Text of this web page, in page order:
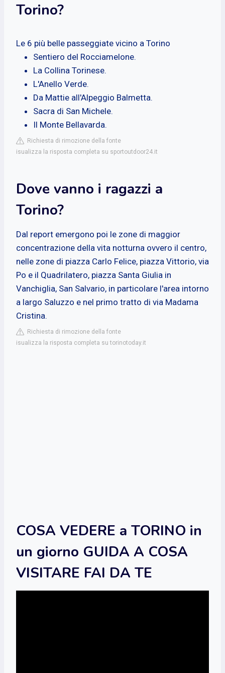
Torino?
Le 6 più belle passeggiate vicino a Torino
Sentiero del Rocciamelone.
La Collina Torinese.
L'Anello Verde.
Da Mattie all'Alpeggio Balmetta.
Sacra di San Michele.
Il Monte Bellavarda.
Richiesta di rimozione della fonte
isualizza la risposta completa su sportoutdoor24.it
Dove vanno i ragazzi a
Torino?
Dal report emergono poi le zone di maggior
concentrazione della vita notturna ovvero il centro,
nelle zone di piazza Carlo Felice, piazza Vittorio, via
Po e il Quadrilatero, piazza Santa Giulia in
Vanchiglia, San Salvario, in particolare l'area intorno
a largo Saluzzo e nel primo tratto di via Madama
Cristina.
Richiesta di rimozione della fonte
isualizza la risposta completa su torinotoday.it
COSA VEDERE a TORINO in
un giorno GUIDA A COSA
VISITARE FAI DA TE